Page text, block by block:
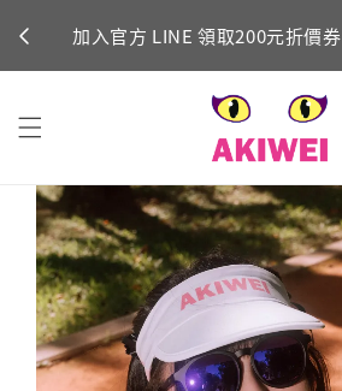
加入官方 LINE 領取200元折價券